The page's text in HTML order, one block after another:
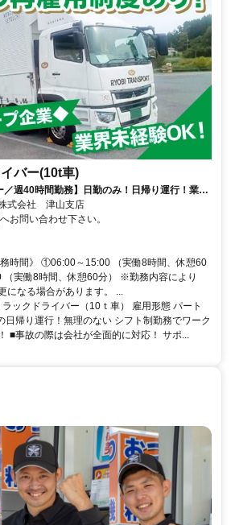
バー(10t車)
／週40時間勤務】日勤のみ！日帰り運行！業界
広く活躍！
式会社 津山支店
お問い合わせ下さい。
時間》 ①06:00～15:00 （実働8時間、休憩60
実働8時間、休憩60分） ※勤務内容により
になる場合があります。 ...
ックドライバー（10ｔ車） 雇用形態 パート
日帰り運行！無理のない シフト制勤務でワーク
■事故の際は会社が全面的に対応！ サポ...